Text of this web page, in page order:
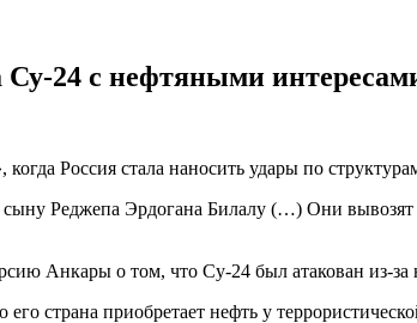
24 с нефтяными
Россия стала наносить удары по
сыну Реджепа Эрдогана Билалу (…) Они
Анкары о том, что Су-24 был атакован из-за
его страна приобретает нефть у